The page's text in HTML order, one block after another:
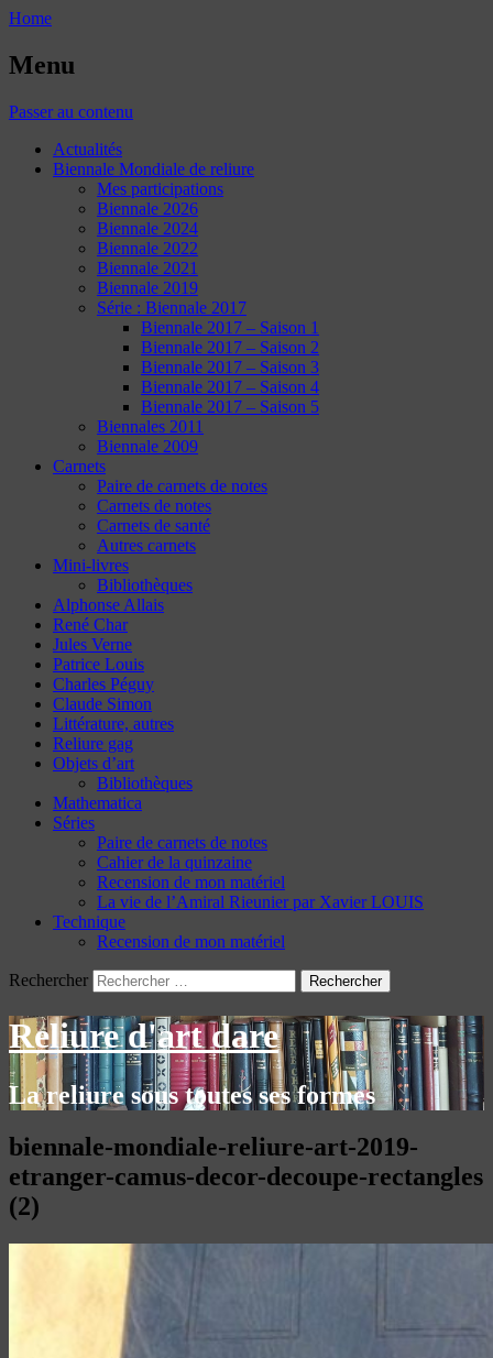
Home
Menu
Passer au contenu
Actualités
Biennale Mondiale de reliure
Mes participations
Biennale 2026
Biennale 2024
Biennale 2022
Biennale 2021
Biennale 2019
Série : Biennale 2017
Biennale 2017 – Saison 1
Biennale 2017 – Saison 2
Biennale 2017 – Saison 3
Biennale 2017 – Saison 4
Biennale 2017 – Saison 5
Biennales 2011
Biennale 2009
Carnets
Paire de carnets de notes
Carnets de notes
Carnets de santé
Autres carnets
Mini-livres
Bibliothèques
Alphonse Allais
René Char
Jules Verne
Patrice Louis
Charles Péguy
Claude Simon
Littérature, autres
Reliure gag
Objets d’art
Bibliothèques
Mathematica
Séries
Paire de carnets de notes
Cahier de la quinzaine
Recension de mon matériel
La vie de l’Amiral Rieunier par Xavier LOUIS
Technique
Recension de mon matériel
Rechercher
Reliure d'art dare
La reliure sous toutes ses formes
biennale-mondiale-reliure-art-2019-
etranger-camus-decor-decoupe-rectangles
(2)